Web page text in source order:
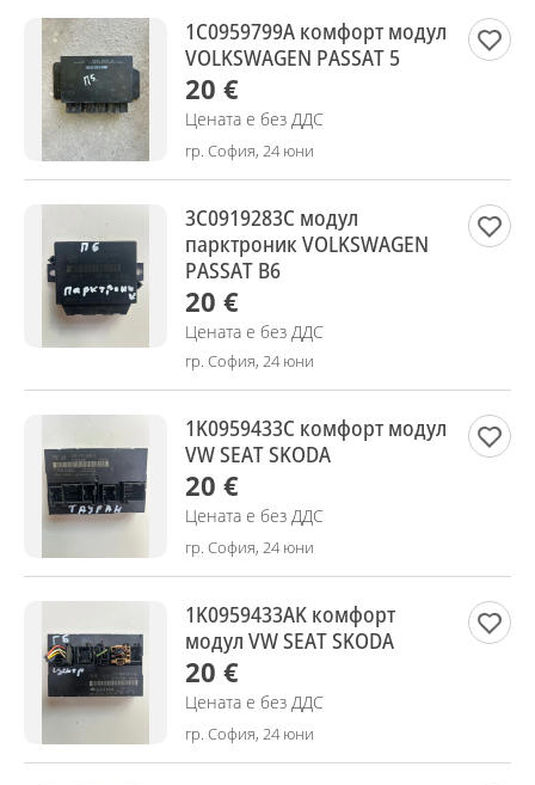
1C0959799A комфорт модул
VOLKSWAGEN PASSAT 5
20 €
Цената е без ДДС
гр. София, 24 юни
3C0919283C модул
парктроник VOLKSWAGEN
PASSAT B6
20 €
Цената е без ДДС
гр. София, 24 юни
1K0959433C комфорт модул
VW SEAT SKODA
20 €
Цената е без ДДС
гр. София, 24 юни
1K0959433AK комфорт
модул VW SEAT SKODA
20 €
Цената е без ДДС
гр. София, 24 юни